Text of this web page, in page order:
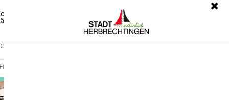
Leichte Sprache